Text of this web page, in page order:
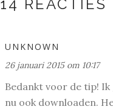
14 REACTIES
UNKNOWN
26 januari 2015 om 10:17
Bedankt voor de tip! Ik
nu ook downloaden.